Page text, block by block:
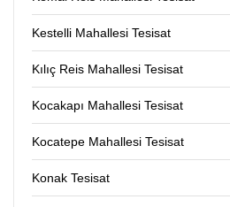
Kestelli Mahallesi Tesisat
Kılıç Reis Mahallesi Tesisat
Kocakapı Mahallesi Tesisat
Kocatepe Mahallesi Tesisat
Konak Tesisat